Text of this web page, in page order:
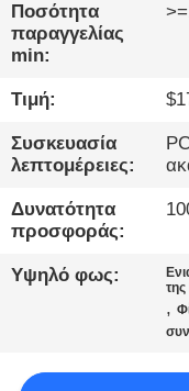
ΜΑΖΊ
ΜΑΣ
ΕΙΔΉΣΕΙΣ
SITEMAP
Ποσότητα
παραγγελίας
min:
Τιμή:
Συσκευασία
λεπτομέρειες:
Δυνατότητα
προσφοράς:
Υψηλό φως:
,